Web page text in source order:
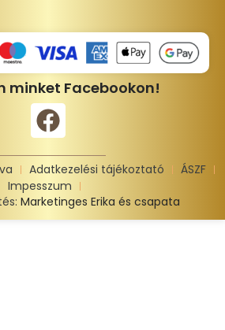
minket Facebookon!
Adatkezelési tájékoztató
ÁSZF
Impesszum
Marketinges Erika és csapata